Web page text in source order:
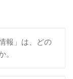
報」は、どの
。